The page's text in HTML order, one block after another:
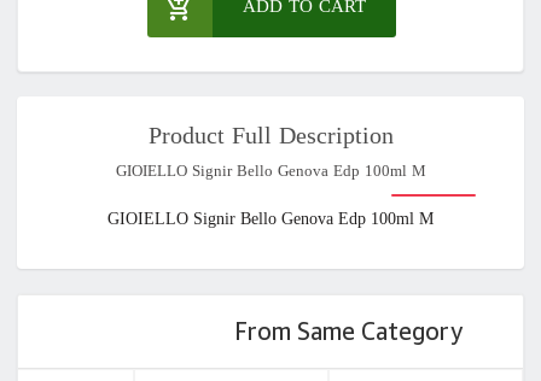
ADD TO CART
Product Full Description
GIOIELLO Signir Bello Genova Edp 100ml M
GIOIELLO Signir Bello Genova Edp 100ml M
From Same Category